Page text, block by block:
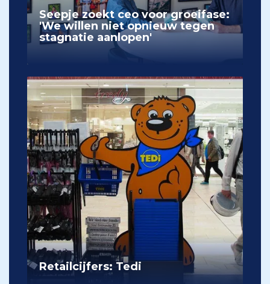
Seepje zoekt ceo voor groeifase:
'We willen niet opnieuw tegen
stagnatie aanlopen'
Retailcijfers: Tedi